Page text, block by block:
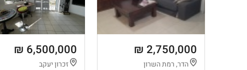
2,750,000 ₪
הדר, רמת השרון
6,500,000 ₪
זכרון יעקב